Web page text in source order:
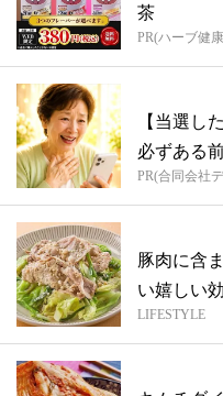
茶
PR(ハーブ健
【当選し
必ずある
PR(合同会社
豚肉に含
い嬉しい
LIFESTYLE